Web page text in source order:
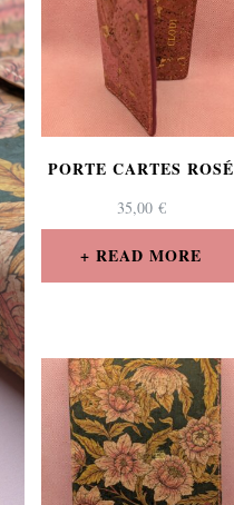
PORTE CARTES ROSÉ
35,00 €
READ MORE